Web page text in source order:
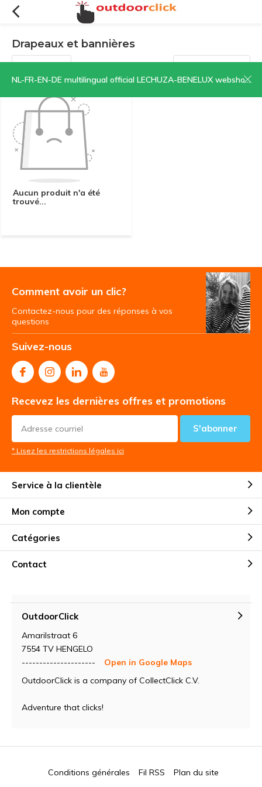
NL-FR-EN-DE multilingual official LECHUZA-BENELUX webshop | CLICK HERE NOW!
Drapeaux et bannières
Filtres Trier par:
Aucun produit n'a été
trouvé...
Comment avoir un clic?
Contactez-nous pour des réponses à vos
questions
Suivez-nous
Recevez les dernières offres et promotions
S'abonner
* Lisez les restrictions légales ici
Service à la clientèle
Mon compte
Catégories
Contact
OutdoorClick
Amarilstraat 6
7554 TV HENGELO
---------------------
Open in Google Maps
OutdoorClick is a company of CollectClick C.V.
Adventure that clicks!
Conditions générales Fil RSS Plan du site